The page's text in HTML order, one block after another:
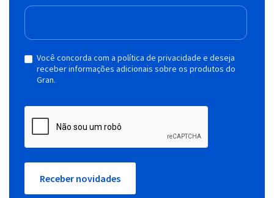
Você concorda com a política de privacidade e deseja
receber informações adicionais sobre os produtos do
Gran.
Receber novidades